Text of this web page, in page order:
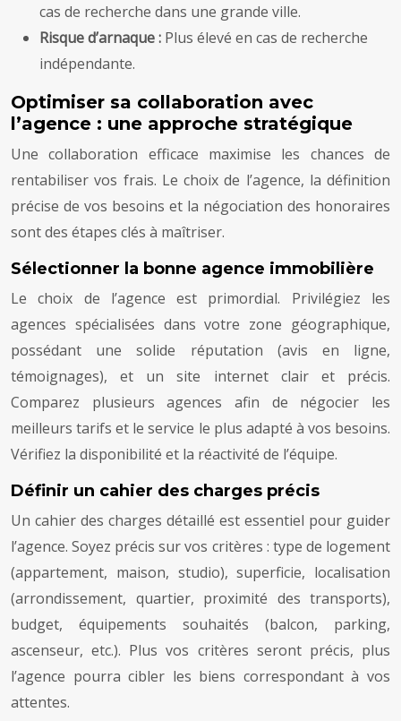
cas de recherche dans une grande ville.
Risque d’arnaque : Plus élevé en cas de recherche
indépendante.
Optimiser sa collaboration avec
l’agence : une approche stratégique
Une collaboration efficace maximise les chances de
rentabiliser vos frais. Le choix de l’agence, la définition
précise de vos besoins et la négociation des honoraires
sont des étapes clés à maîtriser.
Sélectionner la bonne agence immobilière
Le choix de l’agence est primordial. Privilégiez les
agences spécialisées dans votre zone géographique,
possédant une solide réputation (avis en ligne,
témoignages), et un site internet clair et précis.
Comparez plusieurs agences afin de négocier les
meilleurs tarifs et le service le plus adapté à vos besoins.
Vérifiez la disponibilité et la réactivité de l’équipe.
Définir un cahier des charges précis
Un cahier des charges détaillé est essentiel pour guider
l’agence. Soyez précis sur vos critères : type de logement
(appartement, maison, studio), superficie, localisation
(arrondissement, quartier, proximité des transports),
budget, équipements souhaités (balcon, parking,
ascenseur, etc.). Plus vos critères seront précis, plus
l’agence pourra cibler les biens correspondant à vos
attentes.